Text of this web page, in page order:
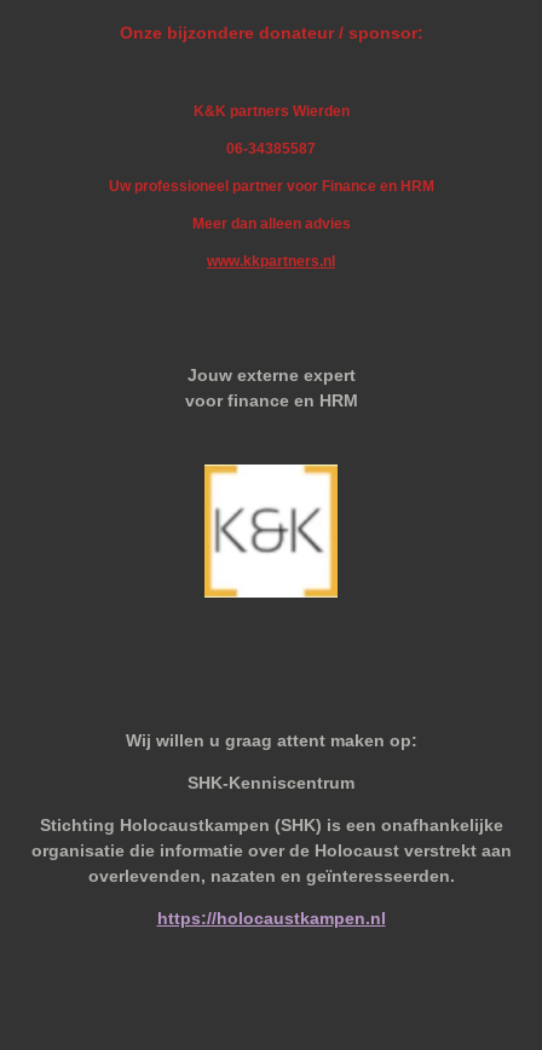
Onze bijzondere donateur / sponsor:
K&K partners Wierden
06-34385587
Uw professioneel partner voor Finance en HRM
Meer dan alleen advies
www.kkpartners.nl
Jouw externe expert
voor finance en HRM
Wij willen u graag attent maken op:
SHK-Kenniscentrum
Stichting Holocaustkampen (SHK) is een onafhankelijke
organisatie die informatie over de Holocaust verstrekt aan
overlevenden, nazaten en geïnteresseerden.
https://holocaustkampen.nl